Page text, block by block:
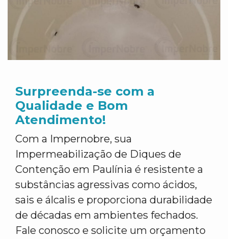
Surpreenda-se com a
Qualidade e Bom
Atendimento!
Com a Impernobre, sua
Impermeabilização de Diques de
Contenção em Paulínia é resistente a
substâncias agressivas como ácidos,
sais e álcalis e proporciona durabilidade
de décadas em ambientes fechados.
Fale conosco e solicite um orçamento